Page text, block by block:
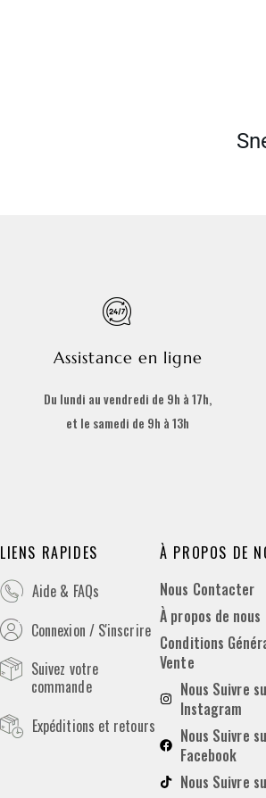
Assistance en ligne
Du lundi au vendredi de 9h à 17h,
et le samedi de 9h à 13h
LIENS RAPIDES
Aide & FAQs
Connexion / S'inscrire
Suivez votre
commande
Expéditions et retours
À PROPOS DE
Nous Contacter
À propos de nous
Conditions
Vente
Nous Suivre
Instagram
Nous Suivre
Facebook
Nous Suivre